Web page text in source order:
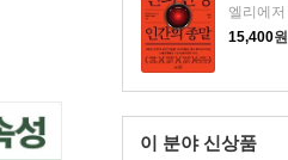
15,400원
이 분야 신상품